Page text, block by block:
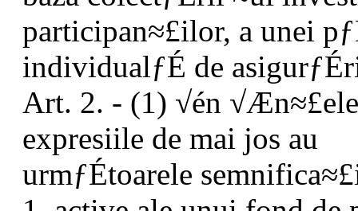
participan≈£ilor, a unei
individualƒÉ de
Art. 2. - (1) √én
expresiile de mai jos au
urmƒÉtoarele